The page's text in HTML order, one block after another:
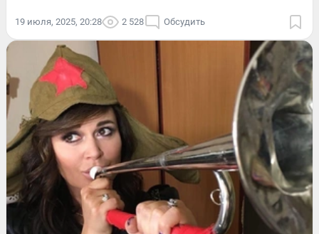
19 июля, 2025, 20:28 2 528 Обсудить